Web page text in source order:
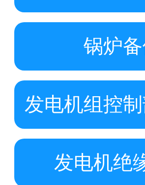
锅炉
发电机组控
发电机绝